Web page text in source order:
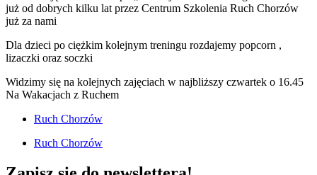
już od dobrych kilku lat przez Centrum Szkolenia Ruch Chorzów
już za nami
Dla dzieci po ciężkim kolejnym treningu rozdajemy popcorn ,
lizaczki oraz soczki
Widzimy się na kolejnych zajęciach w najbliższy czwartek o 16.45
Na Wakacjach z Ruchem
Ruch Chorzów
Ruch Chorzów